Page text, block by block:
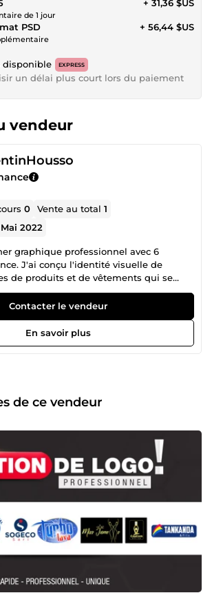
de 1 jour
+ 31,36 $US
PSD + 56,44 $US
disponible EXPRESS
un délai plus court lors du paiement
vendeur
0 Vente au total1
Mai 2022
graphique professionnel avec 6
J'ai conçu l'identité visuelle de
de produits et de vêtements qui se
bien positionnées. J'aide les
l'image de marque de leur
l'attention de nouveaux clients avec
compte vous aider à
en ce qui concerne vos projets de
de vidéos de haute qualité. Je
pour travailler sur des
Contacter le vendeur
En savoir plus
de ce vendeur